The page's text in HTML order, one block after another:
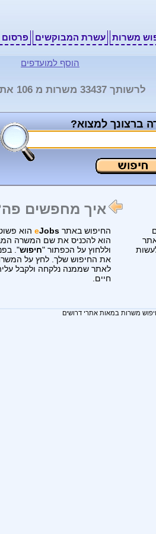
משרות עשרת המבוקשים פרסום
הוסף למועדפים
לרשותך 33437 משרות מ 106 אתרים שונים
ברצונך למצוא?
איך מחפשים
החיפוש באתר eJobs
הוא
הוא להכניס את שם המשרה
וללחוץ על הכפתור "חיפוש".
את החיפוש שלך. לחץ על
לאתר שממנה נלקחה ולקבל
חיים.